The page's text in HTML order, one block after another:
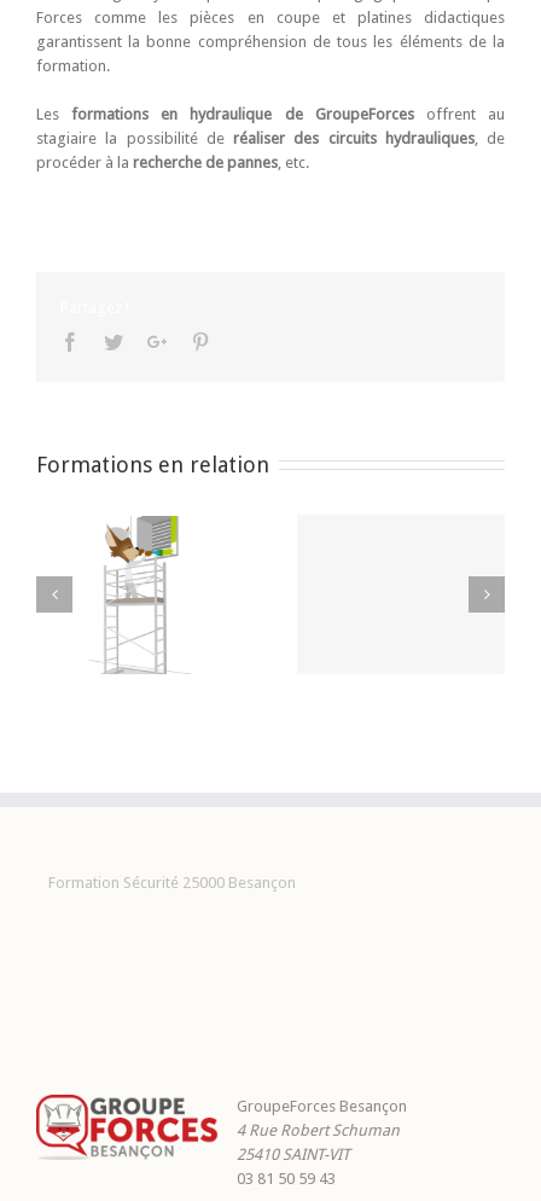
Forces comme les pièces en coupe et platines didactiques
garantissent la bonne compréhension de tous les éléments de la
formation.
Lesformations en hydraulique de GroupeForcesoffrent au
stagiaire la possibilité de réaliser des circuits hydrauliques, de
procéder à la recherche de pannes , etc.
Facebook
TwitterGoogle+
Formations en relation
Formation travaux en
Formation Sécurité 25000 Besançon
GroupeForces Besançon
4 Rue Robert Schuman
25410 SAINT-VIT
03 81 50 59 43